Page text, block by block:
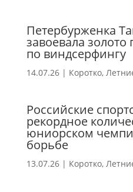
Петербурженка
завоевала
по виндсерфингу
14.07.26| Коротко,
Российские
рекордное
юниорском
борьбе
13.07.26| Коротко,